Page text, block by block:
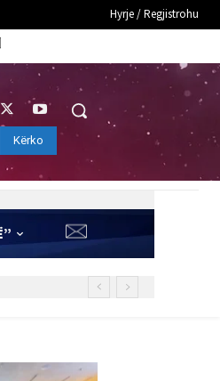
Hyrje / Regjistrohu
Kërko